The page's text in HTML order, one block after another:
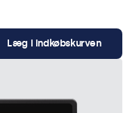
Læg i indkøbskurven